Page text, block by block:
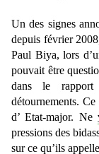
Un des signes
depuis février
Paul Biya, lors
pouvait être
dans le rapport
détournements.
d’ Etat-major. Ne
pressions des
sur ce qu’ils